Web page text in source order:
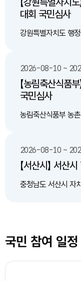
대회 국민심사
강원특별자치도 행
2026-08-10 ~
【농림축산식품
국민심사
농림축산식품부 농
2026-08-10 ~
【서산시】 서산
충청남도 서산시 자
국민 참여 일정